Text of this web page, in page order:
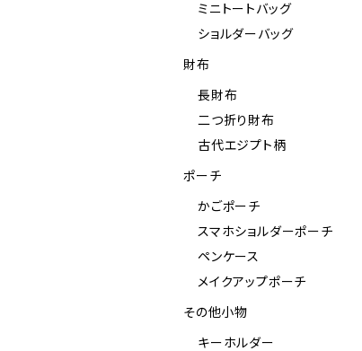
ミニトートバッグ
ショルダーバッグ
財布
長財布
二つ折り財布
古代エジプト柄
ポーチ
かごポーチ
スマホショルダーポーチ
ペンケース
メイクアップポーチ
その他小物
キーホルダー